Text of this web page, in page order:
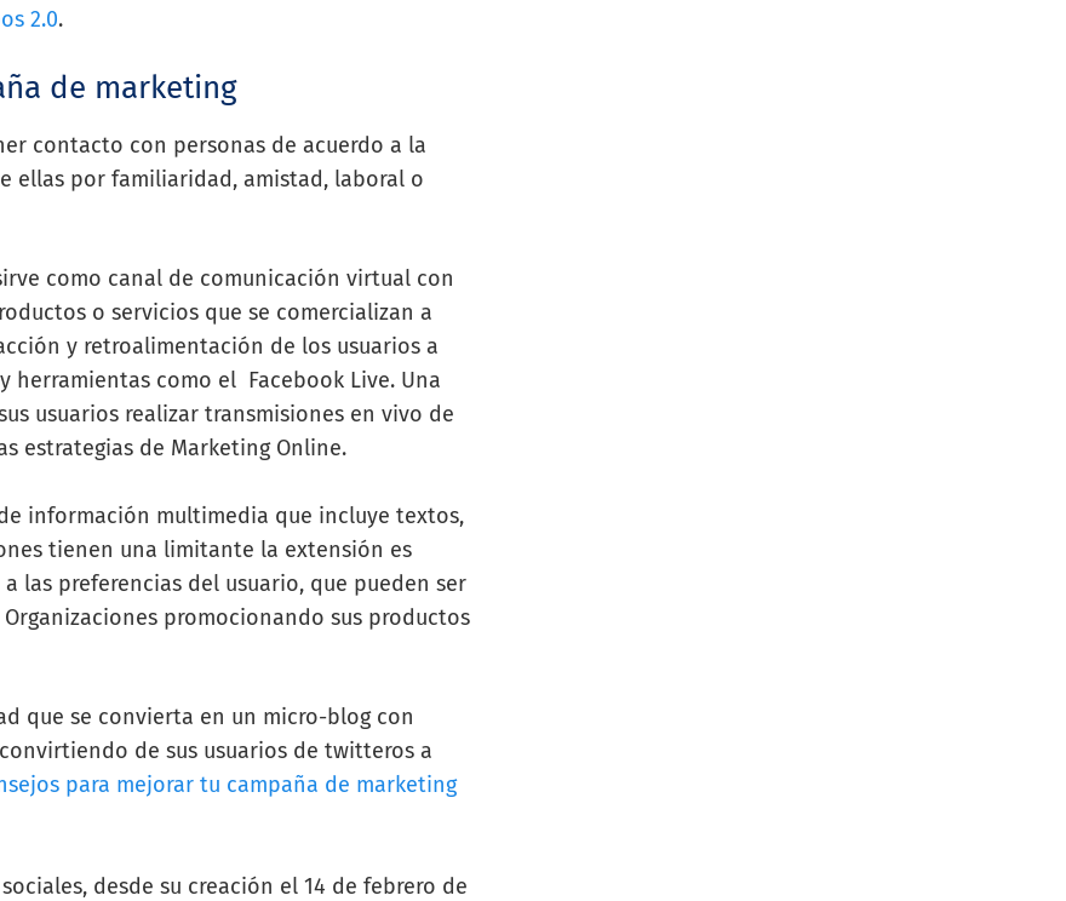
2.0.
de marketing
contacto con personas de acuerdo a la
ellas por familiaridad, amistad, laboral o
como canal de comunicación virtual con
o servicios que se comercializan a
y retroalimentación de los usuarios a
herramientas como el Facebook Live. Una
usuarios realizar transmisiones en vivo de
estrategias de Marketing Online.
información multimedia que incluye textos,
tienen una limitante la extensión es
las preferencias del usuario, que pueden ser
promocionando sus productos
que se convierta en un micro-blog con
de sus usuarios de twitteros a
para mejorar tu campaña de marketing
desde su creación el 14 de febrero de